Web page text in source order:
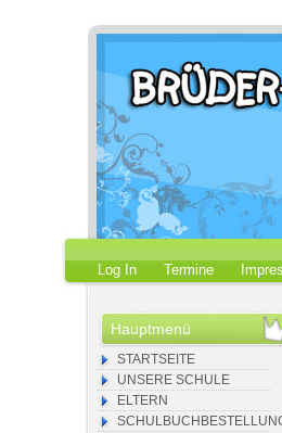
Log In Termine
Hauptmenü
STARTSEITE
UNSERE SCHULE
ELTERN